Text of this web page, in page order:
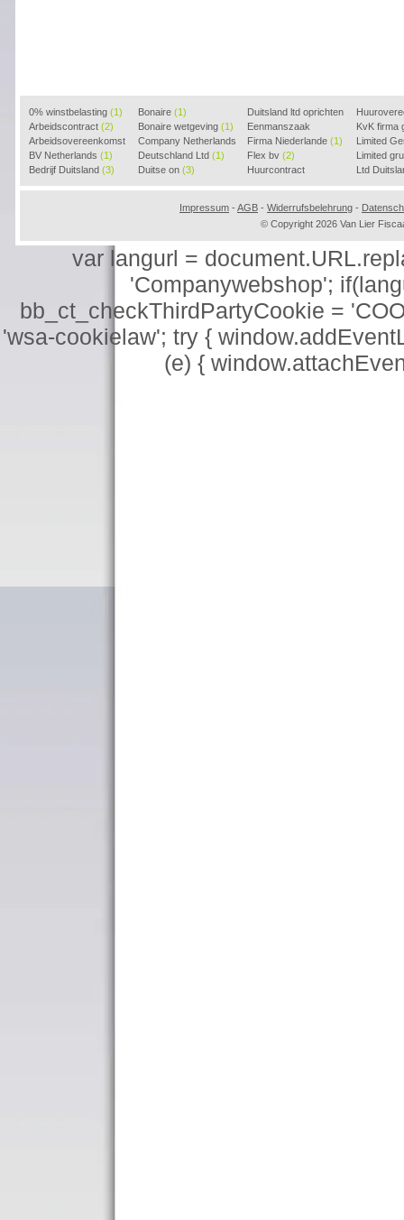
0% winstbelasting (1)
Arbeidscontract (2)
Arbeidsovereenkomst
(2)
BV Netherlands (1)
Bedrijf Duitsland (3)
Bonaire (1)
Bonaire wetgeving (1)
Company Netherlands
(1)
Deutschland Ltd (1)
Duitse on (3)
Duitsland ltd oprichten
(2)
Eenmanszaak
beginnen(1)
Firma Niederlande (1)
Flex bv (2)
Huurcontract
voorbeeld(3)
KvK firma
Limited
Limited
Ltd
Impressum - AGB - Widerrufsbelehrung -
© Copyright 2026 Van Lier
var langurl =
'Companywebshop';
bb_ct_checkThirdPartyCookie =
'wsa-cookielaw'; try {
(e) {